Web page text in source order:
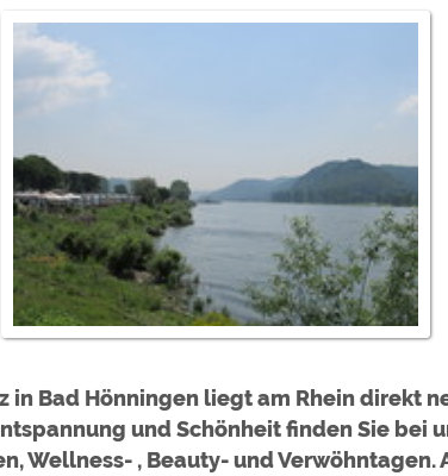
in Bad Hönningen liegt am Rhein direkt
und Schönheit finden Sie bei
Wellness- , Beauty- und
reCAPTCHA (Formulare)
https://
Ads
https://
AdSense
https://
Remarketing
https://